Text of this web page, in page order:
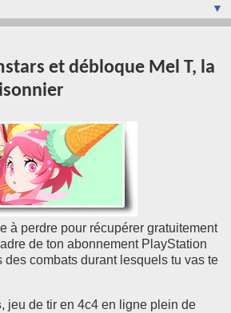
▼
et débloque Mel T, la
à perdre pour récupérer gratuitement
de ton abonnement PlayStation
des combats durant lesquels tu vas te
, jeu de tir en 4c4 en ligne plein de